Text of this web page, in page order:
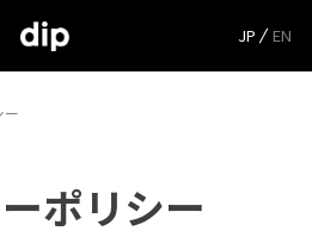
JP EN
ー
ポリシー